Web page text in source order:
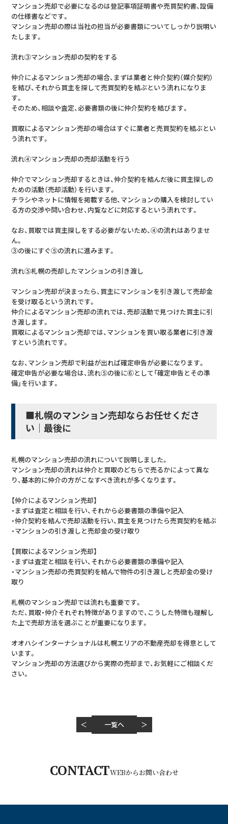
マンション売却で必要になるのは登記事項証明書や売買契約書、設備
の仕様書などです。
マンション売却の際は当社の担当が必要書類についてしっかり説明い
たします。
流れ③マンション売却の契約をする
仲介によるマンション売却の場合、まずは業者と仲介契約（媒介契約）
を結び、それから買主を探して売買契約を結ぶという流れになりま
す。
そのため、相談や査定、必要書類の後に仲介契約を結びます。
買取によるマンション売却の場合はすぐに業者と売買契約を結ぶとい
う流れです。
流れ④マンション売却の売却活動を行う
仲介でマンション売却するときは、仲介契約を結んだ後に買主探しの
ための活動（売却活動）を行います。
チラシやネットに情報を掲載する他、マンションの購入を検討してい
る方の交渉や問い合わせ、内覧などに対応するという流れです。
なお、買取では買主探しをする必要がないため、④の流れはありませ
ん。
③の後にすぐ⑤の流れに進みます。
流れ⑤札幌の売却したマンションの引き渡し
マンション売却が決まったら、買主にマンションを引き渡して売却金
を受け取るという流れです。
仲介によるマンション売却の流れでは、売却活動で見つけた買主に引
き渡します。
買取によるマンション売却では、マンションを買い取る業者に引き渡
すという流れです。
なお、マンション売却で利益が出れば確定申告が必要になります。
確定申告が必要な場合は、流れ⑤の後に⑥として「確定申告とその準
備」を行います。
■札幌のマンション売却ならお任せくださ
い｜最後に
札幌のマンション売却の流れについて説明しました。
マンション売却の流れは仲介と買取のどちらで売るかによって異な
り、基本的に仲介の方がこなすべき流れが多くなります。
【仲介によるマンション売却】
・まずは査定と相談を行い、それから必要書類の準備や記入
・仲介契約を結んで売却活動を行い、買主を見つけたら売買契約を結ぶ
・マンションの引き渡しと売却金の受け取り
【買取によるマンション売却】
・まずは査定と相談を行い、それから必要書類の準備や記入
・マンション売却の売買契約を結んで物件の引き渡しと売却金の受け
取り
札幌のマンション売却では流れも重要です。
ただ、買取・仲介それぞれ特徴がありますので、こうした特徴も理解し
た上で売却方法を選ぶことが重要になります。
オオハシインターナショナルは札幌エリアの不動産売却を得意として
います。
マンション売却の方法選びから実際の売却まで、お気軽にご相談くだ
さい。
＜ 一覧へ ＞
011-280-0084
CONTACTWEBからお問い合わせ